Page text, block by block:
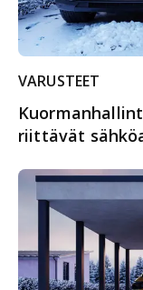
VARUSTEET
riittävät